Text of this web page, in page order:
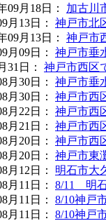
09月18日 ：
加古川
月13日 ：
神戸市北
09月13日 ：
神戸市
月09日 ：
神戸市垂
31日 ：
神戸市西区
月30日 ：
神戸市垂
月30日 ：
神戸市西
月22日 ：
神戸市西
月21日 ：
神戸市西
月20日 ：
神戸市西
月20日 ：
神戸市東
月12日 ：
明石市大
月11日 ：
8/11 明
月11日 ：
8/10神戸
月11日 ：
8/10神戸